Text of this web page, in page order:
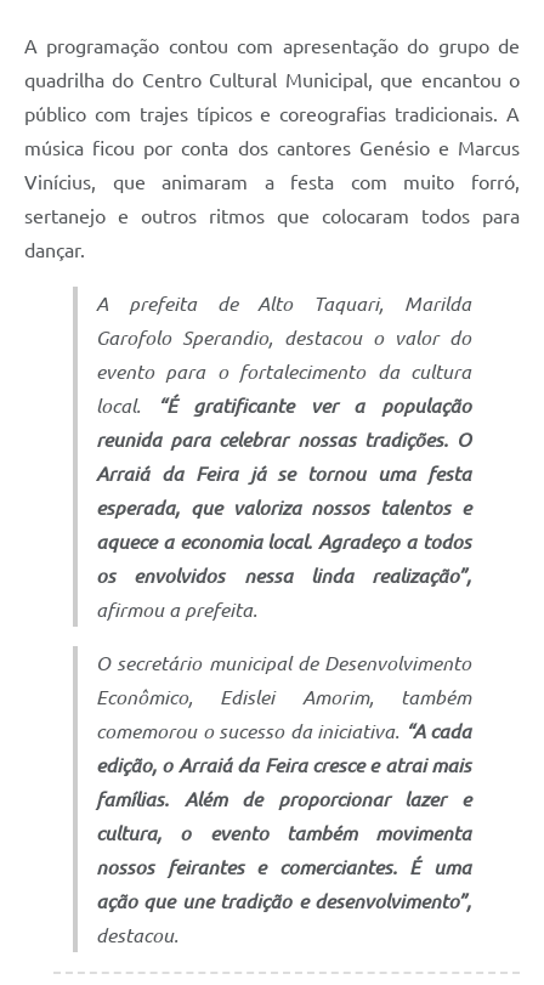
A programação contou com apresentação do grupo de
quadrilha do Centro Cultural Municipal, que encantou o
público com trajes típicos e coreografias tradicionais. A
música ficou por conta dos cantores Genésio e Marcus
Vinícius, que animaram a festa com muito forró,
sertanejo e outros ritmos que colocaram todos para
dançar.
A prefeita de Alto Taquari, Marilda
Garofolo Sperandio, destacou o valor do
evento para o fortalecimento da cultura
local.
“É gratificante ver a população
reunida para celebrar nossas tradições. O
Arraiá da Feira já se tornou uma festa
esperada, que valoriza nossos talentos e
aquece a economia local. Agradeço a todos
os envolvidos nessa linda realização”,
afirmou a prefeita.
O secretário municipal de Desenvolvimento
Econômico, Edislei Amorim, também
comemorou o sucesso da iniciativa.
“A cada
edição, o Arraiá da Feira cresce e atrai mais
famílias. Além de proporcionar lazer e
cultura, o evento também movimenta
nossos feirantes e comerciantes. É uma
ação que une tradição e desenvolvimento”,
destacou.